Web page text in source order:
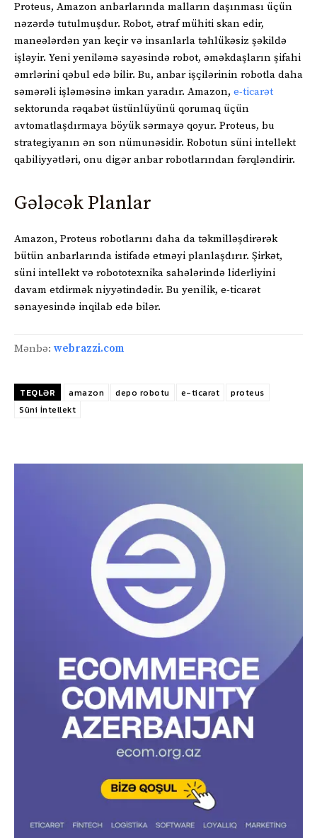
Proteus, Amazon anbarlarında malların daşınması üçün
nəzərdə tutulmuşdur. Robot, ətraf mühiti skan edir,
maneələrdən yan keçir və insanlarla təhlükəsiz şəkildə
işləyir. Yeni yeniləmə sayəsində robot, əməkdaşların şifahi
əmrlərini qəbul edə bilir. Bu, anbar işçilərinin robotla daha
səmərəli işləməsinə imkan yaradır. Amazon, e-ticarət
sektorunda rəqabət üstünlüyünü qorumaq üçün
avtomatlaşdırmaya böyük sərmayə qoyur. Proteus, bu
strategiyanın ən son nümunəsidir. Robotun süni intellekt
qabiliyyətləri, onu digər anbar robotlarından fərqləndirir.
Gələcək Planlar
Amazon, Proteus robotlarını daha da təkmilləşdirərək
bütün anbarlarında istifadə etməyi planlaşdırır. Şirkət,
süni intellekt və robototexnika sahələrində liderliyini
davam etdirmək niyyətindədir. Bu yenilik, e-ticarət
sənayesində inqilab edə bilər.
Mənbə: webrazzi.com
TEQLƏR amazon depo robotu e-ticarət
proteus
Süni İntellekt